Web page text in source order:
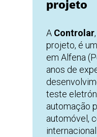
projeto
A Controlar
projeto, é
em Alfena
anos de
teste
automação
automóvel,